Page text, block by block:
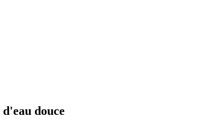
douce